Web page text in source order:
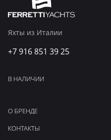
Яхты из Италии
+7 916 851 39 25
В НАЛИЧИИ
О БРЕНДЕ
КОНТАКТЫ